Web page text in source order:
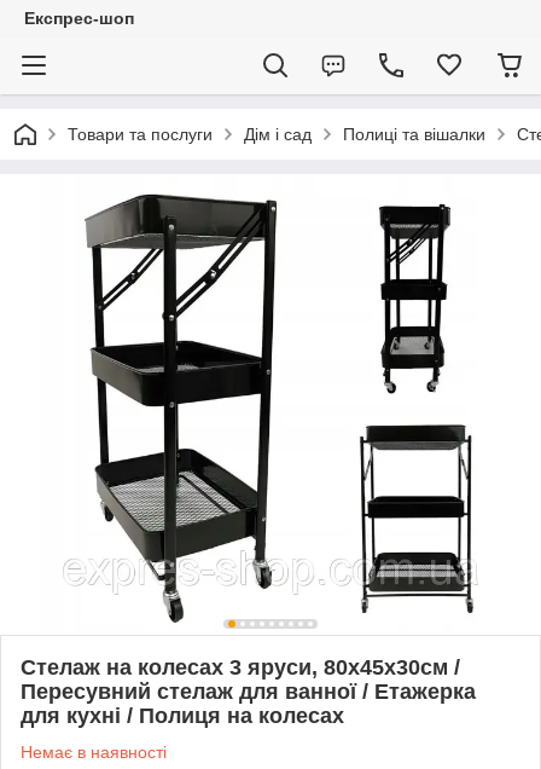
Експрес-шоп
Товари та послуги Дім і сад Полиці та вішалки
Стелаж на колесах 3 яруси, 80х45х30см /
Пересувний стелаж для ванної / Етажерка
для кухні / Полиця на колесах
Немає в наявності